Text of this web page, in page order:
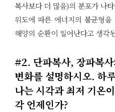
복사보다 더 많음)의 분포가 나
위도에 따른 에너지의 불균형
해양의 순환이 일어난다고 생각
#2. 단파복사, 장파복
변화를 설명하시오. 하
나는 시각과 최저 기온
각 언제인가?